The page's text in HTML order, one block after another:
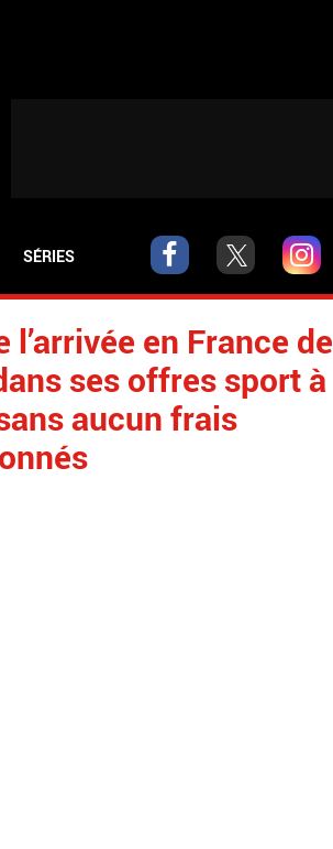
SÉRIES
l’arrivée en France de
ses offres sport à
aucun frais